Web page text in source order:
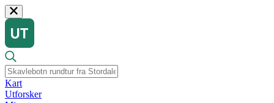
Kart
Utforsker